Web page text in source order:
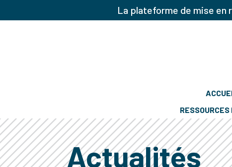
La plateforme de mise en
Actualités